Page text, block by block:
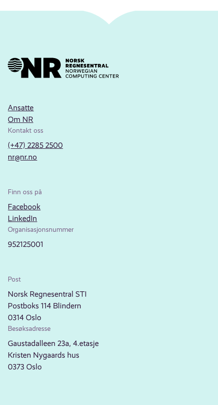
Ansatte
Om NR
Kontakt oss
(+47) 2285 2500
nr@nr.no
Finn oss på
Facebook
LinkedIn
Organisasjonsnummer
952125001
Post
Norsk Regnesentral STI
Postboks 114 Blindern
0314 Oslo
Besøksadresse
Gaustadalleen 23a, 4.etasje
Kristen Nygaards hus
0373 Oslo